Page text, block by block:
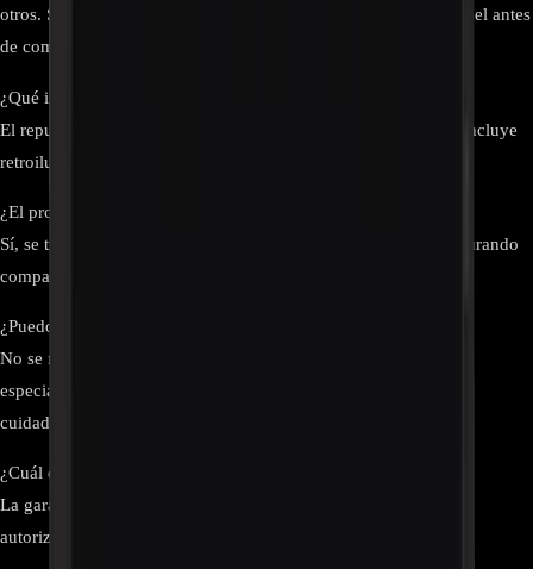
otros. Siempre verifica el número de parte en la etiqueta del panel antes
de comprar.
¿Qué incluye exactamente el repuesto?
El repuesto incluye únicamente el panel LCD “open cell”. No incluye
retroiluminación LED, marco ni otros componentes adicionales.
¿El producto es original de LG?
Sí, se trata de un panel original fabricado por LG Display, asegurando
compatibilidad y alto rendimiento.
¿Puedo instalarlo sin experiencia técnica?
No se recomienda. La instalación debe realizarla un técnico
especializado, ya que el panel es frágil y requiere manipulación
cuidadosa.
¿Cuál es la garantía del panel?
La garantía suele ser de 90 días en la mayoría de distribuidores
autorizados. Consulta con el proveedor antes de la compra.